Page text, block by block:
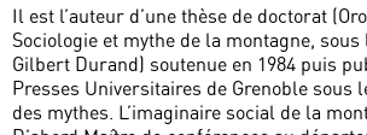
Il est l’auteur d’une thèse de doctorat
Sociologie et mythe de la montagne,
Gilbert Durand) soutenue en 1984 puis
Presses Universitaires de Grenoble sous
des mythes. L’imaginaire social de la